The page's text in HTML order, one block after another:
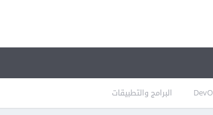
البرامج والتطبيقات